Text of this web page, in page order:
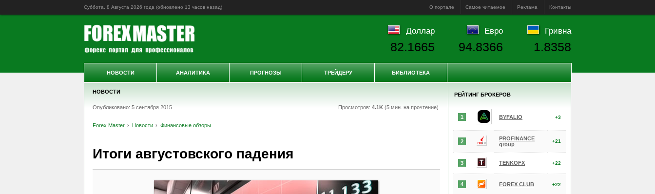
Суббота, 8 Августа 2026 года (обновлено 13 часов назад) О портале Самое читаемое Реклама Контакты
НОВОСТИ
Опубликовано: 5 сентября 2015 Просмотров: 4.1K(5 мин. на прочтение)
Forex Master Новости Финансовые обзоры
Итоги августовского падения
РЕЙТИНГ БРОКЕРОВ
1 BYFALIO +3
2
PROFINANCE
group
+21
3 TENKOFX +22
4 FOREX CLUB +22
Доллар
82.1665
Евро
94.8366
Гривна
1.8358
НОВОСТИ АНАЛИТИКА ПРОГНОЗЫ ТРЕЙДЕРУ БИБЛИОТЕКА